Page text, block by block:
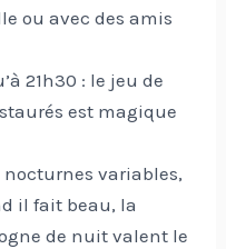
ou avec des amis
21h30 : le jeu de
est magique
nocturnes variables,
il fait beau, la
de nuit valent le